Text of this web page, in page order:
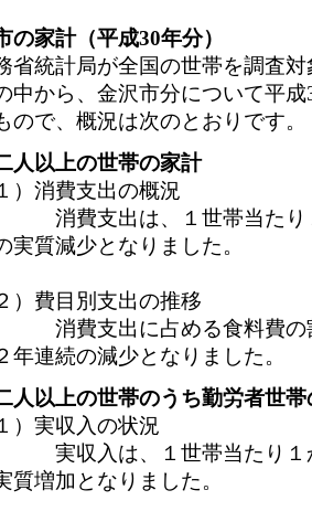
の家計（平成30年分）
統計局が全国の世帯を調査
中から、金沢市分について平
ので、概況は次のとおりです。
人以上の世帯の家計
）消費支出の概況
支出は、１世帯当たり１
実質減少となりました。
）費目別支出の推移
支出に占める食料費の割
年連続の減少となりました。
以上の世帯のうち勤労者世帯
）実収入の状況
入は、１世帯当たり１か
質増加となりました。